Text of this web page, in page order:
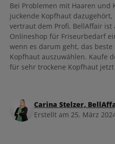
Bei Problemen mit Haaren und
juckende Kopfhaut
vertraut dem Profi. BellAffair
Onlineshop für Friseurbedarf
wenn es darum geht, das
Kopfhaut auszuwählen. Kaufe
für sehr trockene Kopfhaut
Carina Stelzer,
Erstellt am 25. März